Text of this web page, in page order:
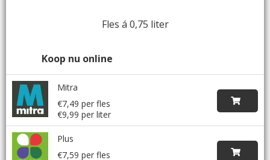
Fles á 0,75 liter
Koop nu online
Mitra
€7,49 per fles
€9,99 per liter
Plus
€7,59 per fles